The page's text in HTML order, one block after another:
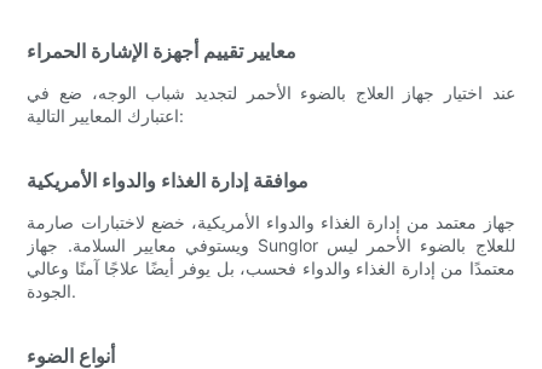
معايير تقييم أجهزة الإشارة الحمراء
عند اختيار جهاز العلاج بالضوء الأحمر لتجديد شباب الوجه، ضع في
اعتبارك المعايير التالية:
موافقة إدارة الغذاء والدواء الأمريكية
جهاز معتمد من إدارة الغذاء والدواء الأمريكية، خضع لاختبارات صارمة
ويستوفي معايير السلامة. جهاز Sunglor للعلاج بالضوء الأحمر ليس
معتمدًا من إدارة الغذاء والدواء فحسب، بل يوفر أيضًا علاجًا آمنًا وعالي
الجودة.
أنواع الضوء